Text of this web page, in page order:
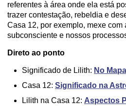
referentes à área onde ela está
trazer contestação, rebeldia e
Casa 12, por exemplo, mexe
subconsciente e nossos
Direto ao ponto
Significado de Lilith: No
Casa 12: Significado na
Lilith na Casa 12: Aspectos